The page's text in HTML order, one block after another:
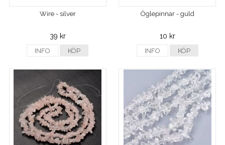
Wire - silver
39 kr
INFO KÖP
Öglepinnar - guld
10 kr
INFO KÖP